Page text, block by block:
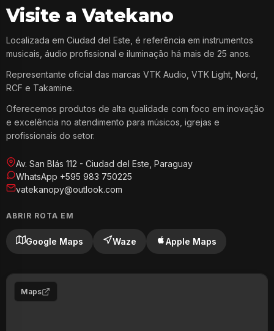
Visite a Vatekano
Localizada em Ciudad del Este, é referência em instrumentos
musicais, áudio profissional e iluminação há mais de 25 anos.
Representante oficial das marcas VTK Audio, VTK Light, Nord,
RCF e Takamine.
Oferecemos produtos de alta qualidade com foco em inovação
e excelência no atendimento para músicos, igrejas e
profissionais do setor.
Av. San Blás 112 - Ciudad del Este, Paraguay
WhatsApp +595 983 750225
vatekanopy@outlook.com
ABRIR ROTA EM
Google Maps Waze Apple Maps
Maps